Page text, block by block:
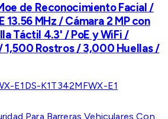
de Reconocimiento Facial /
13.56 MHz / Cámara 2 MP con
Táctil 4.3' / PoE y WiFi /
1,500 Rostros / 3,000 Huellas /
E1 DS-K1T342MFWX-E1